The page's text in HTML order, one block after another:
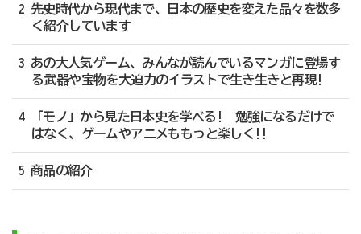
2 先史時代から現代まで、日本の歴史を変えた品々を数多
く紹介しています
3 あの大人気ゲーム、みんなが読んでいるマンガに登場す
る武器や宝物を大迫力のイラストで生き生きと再現!
4 「モノ」から見た日本史を学べる! 勉強になるだけで
はなく、ゲームやアニメももっと楽しく!!
5 商品の紹介